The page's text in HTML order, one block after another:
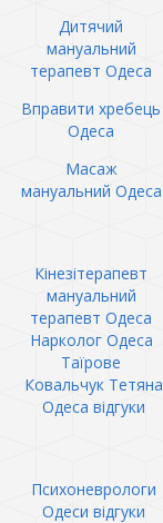
Дитячий
мануальний
терапевт Одеса
Вправити хребець
Одеса
Масаж
мануальний Одеса
Кінезітерапевт
мануальний
терапевт Одеса
Нарколог Одеса
Таїрове
Ковальчук Тетяна
Одеса відгуки
Психоневрологи
Одеси відгуки